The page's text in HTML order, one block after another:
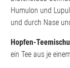
Humulon und
und durch Nase
Hopfen-
ein Tee aus je